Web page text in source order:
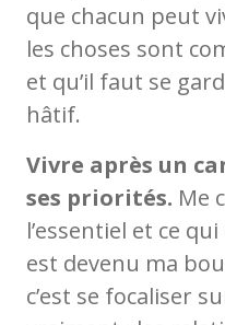
que chacun peut
les choses sont
et qu’il faut se
hâtif.
Vivre après un
ses priorités. Me
l’essentiel et ce
est devenu ma
c’est se focaliser